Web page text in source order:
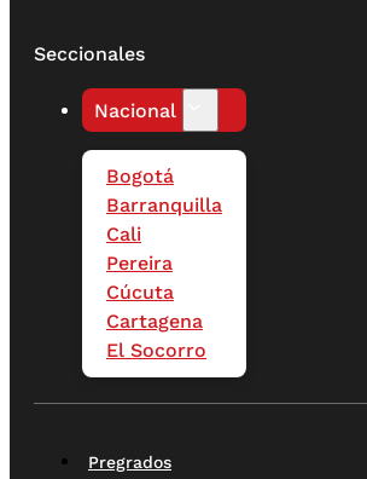
Seccionales
Nacional
Bogotá
Barranquilla
Cali
Pereira
Cúcuta
Cartagena
El Socorro
Pregrados